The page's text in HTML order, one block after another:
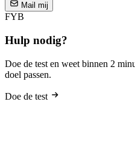
Mail mij
FYB
Hulp nodig?
Doe de test en weet binnen 2
doel passen.
Doe de test